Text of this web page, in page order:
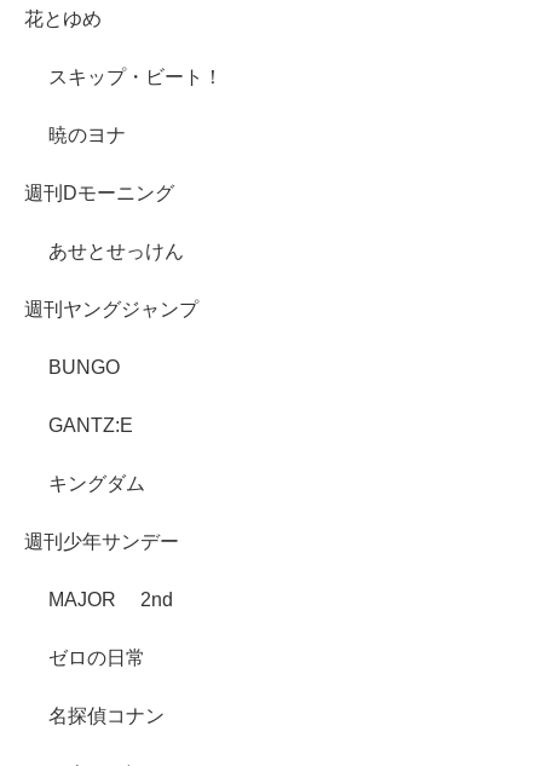
花とゆめ
スキップ・ビート！
暁のヨナ
週刊Dモーニング
あせとせっけん
週刊ヤングジャンプ
BUNGO
GANTZ:E
キングダム
週刊少年サンデー
MAJOR 2nd
ゼロの日常
名探偵コナン